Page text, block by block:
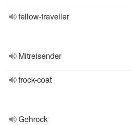
fellow-traveller
Mitreisender
frock-coat
Gehrock